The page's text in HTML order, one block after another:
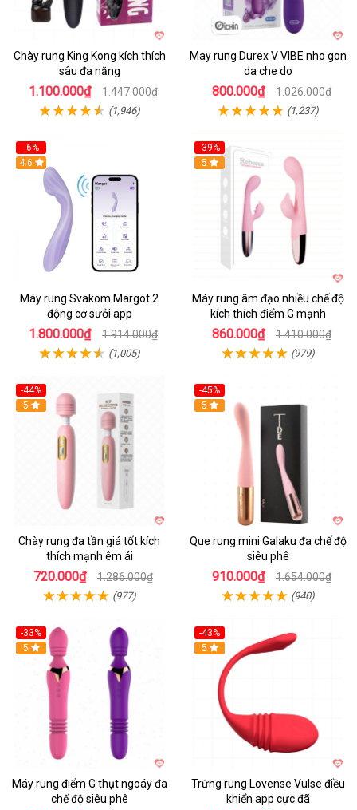
Chày rung King Kong kích thích
sâu đa năng
1.100.000₫ 1.447.000₫
(1,946)
May rung Durex V VIBE nho gon
da che do
800.000₫ 1.026.000₫
(1,237)
-6%
4.6
Máy rung Svakom Margot 2
động cơ sưởi app
1.800.000₫ 1.914.000₫
(1,005)
-39%
Hot
5
Máy rung âm đạo nhiều chế độ
kích thích điểm G mạnh
860.000₫ 1.410.000₫
(979)
-44%
Hot
5
Chày rung đa tần giá tốt kích
thích mạnh êm ái
720.000₫ 1.286.000₫
(977)
-45%
Hot
5
Que rung mini Galaku đa chế độ
siêu phê
910.000₫ 1.654.000₫
(940)
-33%
Hot
5
Máy rung điểm G thụt ngoáy đa
chế độ siêu phê
-43%
Hot
5
Trứng rung Lovense Vulse điều
khiển app cực đã